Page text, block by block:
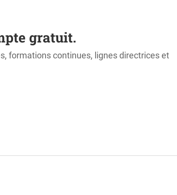
gratuit.
formations continues, lignes directrices et